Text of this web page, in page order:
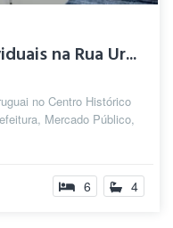
na Rua Ur...
no Centro Histórico
Mercado Público,
6 4